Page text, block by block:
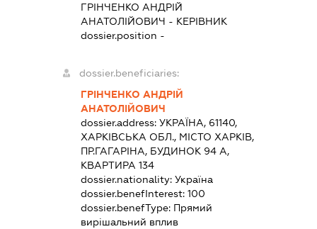
ГРІНЧЕНКО АНДРІЙ
АНАТОЛІЙОВИЧ - КЕРІВНИК
dossier.position -
dossier.beneficiaries:
ГРІНЧЕНКО АНДРІЙ
АНАТОЛІЙОВИЧ
dossier.address:УКРАЇНА, 61140,
ХАРКІВСЬКА ОБЛ., МІСТО ХАРКІВ,
ПР.ГАГАРІНА, БУДИНОК 94 А,
КВАРТИРА 134
dossier.nationality:Україна
dossier.benefInterest:100
dossier.benefType: Прямий
вирішальний вплив